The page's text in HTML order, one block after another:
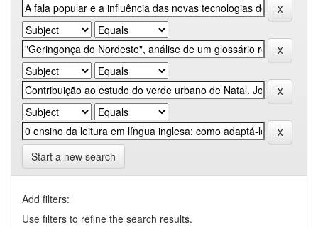
Start a new search
Add filters:
Use filters to refine the search results.